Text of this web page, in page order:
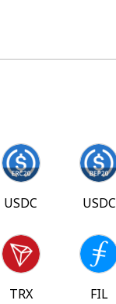
USDC USDC
TRX FIL